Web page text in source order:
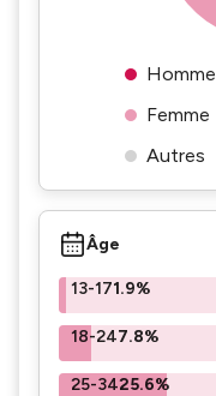
Homme
Femme
Autres
Âge
13-171.9%
18-247.8%
25-3425.6%